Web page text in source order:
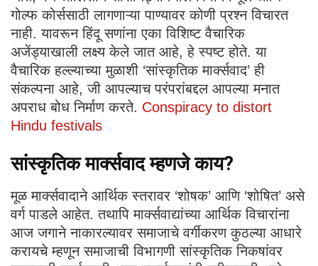
गोल्फ कोर्ससाठी लागणाऱ्या पाण्यावर कोणी प्रश्न विचारत
नाही. यावरून हिंदू सणांना एका विशिष्ट वैचारिक
अजेंड्याखाली लक्ष्य केले जात आहे, हे स्पष्ट होते. या
वैचारिक हल्ल्याच्या मुळाशी ‘सांस्कृतिक मार्क्सवाद’ ही
संकल्पना आहे, जी आपल्याच परंपरांबद्दल आपल्या मनात
अपराध बोध निर्माण करते. Conspiracy to distort
Hindu festivals
सांस्कृतिक मार्क्सवाद म्हणजे काय?
मूळ मार्क्सवादाने आर्थिक स्तरावर ‘शोषक’ आणि ‘शोषित’ असे
वर्ग पाडले आहेत. तथापि मार्क्सवाद्यांच्या आर्थिक विचारांना
आज जगाने नाकारल्यावर समाजाचे वर्गीकरण कुठल्या आधारे
करायचे म्हणून समाजाची विभागणी सांस्कृतिक निकषांवर